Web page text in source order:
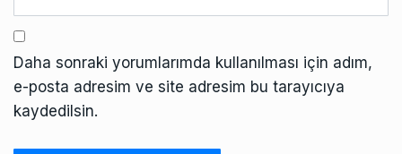
Daha sonraki yorumlarımda kullanılması için adım,
e-posta adresim ve site adresim bu tarayıcıya
kaydedilsin.